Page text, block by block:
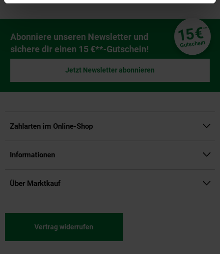
Newsletter Anmeldung
Abonniere unseren Newsletter und
sichere dir einen 15 €**-Gutschein!
15€**
Gutschein
Jetzt Newsletter abonnieren
Zahlarten im Online-Shop
Informationen
Über Marktkauf
Vertrag widerrufen